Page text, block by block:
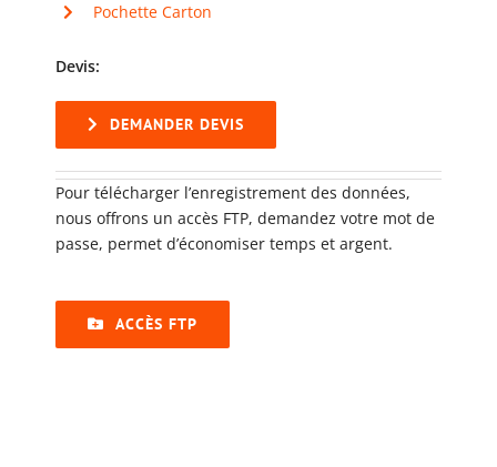
Pochette Carton
Devis:
DEMANDER DEVIS
Pour télécharger l’enregistrement des données,
nous offrons un accès FTP, demandez votre mot de
passe, permet d’économiser temps et argent.
ACCÈS FTP